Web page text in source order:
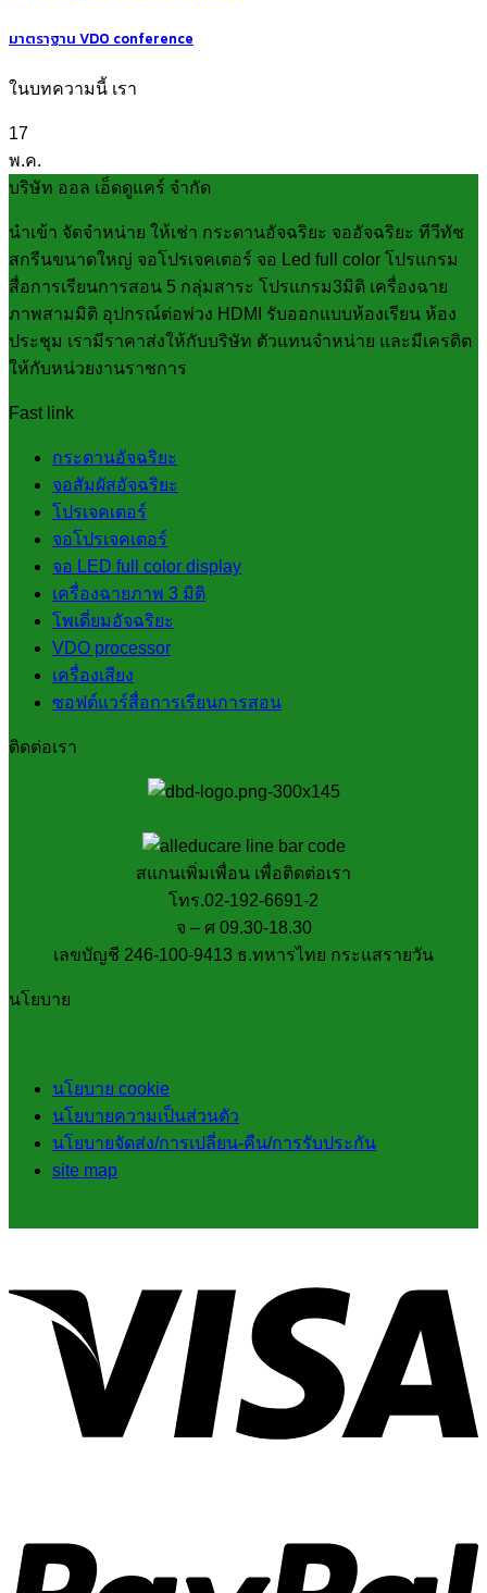
มาตราฐาน VDO conference
ในบทความนี้ เรา
17
พ.ค.
บริษัท ออล เอ็ดดูแคร์ จำกัด
นำเข้า จัดจำหน่าย ให้เช่า กระดานอัจฉริยะ จออัจฉริยะ ทีวีทัช
สกรีนขนาดใหญ่ จอโปรเจคเตอร์ จอ Led full color โปรแกรม
สื่อการเรียนการสอน 5 กลุ่มสาระ โปรแกรม3มิติ เครื่องฉาย
ภาพสามมิติ อุปกรณ์ต่อพ่วง HDMI รับออกแบบห้องเรียน ห้อง
ประชุม เรามีราคาส่งให้กับบริษัท ตัวแทนจำหน่าย และมีเครดิต
ให้กับหน่วยงานราชการ
Fast link
กระดานอัจฉริยะ
จอสัมผัสอัจฉริยะ
โปรเจคเตอร์
จอโปรเจคเตอร์
จอ LED full color display
เครื่องฉายภาพ 3 มิติ
โพเดี่ยมอัจฉริยะ
VDO processor
เครื่องเสียง
ซอฟต์แวร์สื่อการเรียนการสอน
ติดต่อเรา
สแกนเพิ่มเพื่อน เพื่อติดต่อเรา
โทร.02-192-6691-2
จ – ศ 09.30-18.30
เลขบัญชี 246-100-9413 ธ.ทหารไทย กระแสรายวัน
นโยบาย
นโยบาย cookie
นโยบายความเป็นส่วนตัว
นโยบายจัดส่ง/การเปลี่ยน-คืน/การรับประกัน
site map